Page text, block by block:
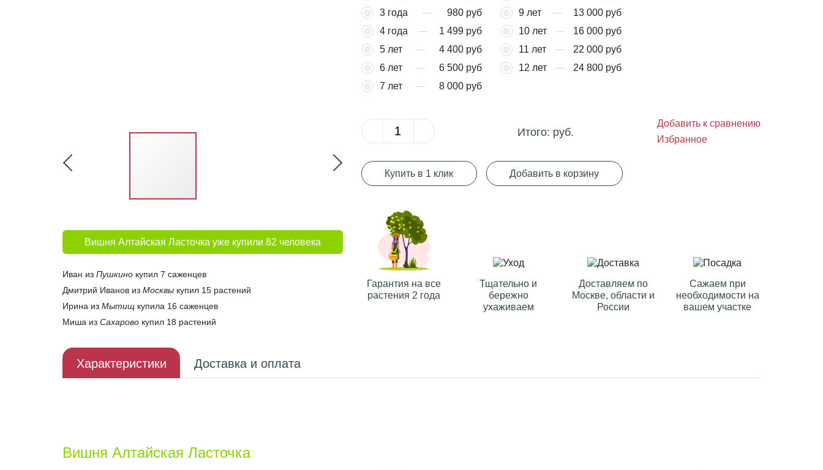
Вишня Алтайская Ласточка уже купили 82 человека
Иван из Пушкино купил 7 саженцев
Дмитрий Иванов из Москвы купил 15 растений
Ирина из Мытищ купила 16 саженцев
Миша из Сахарово купил 18 растений
3 года
980 руб
4 года
1 499 руб
5 лет
4 400 руб
6 лет
6 500 руб
7 лет
8 000 руб
9 лет
13 000 руб
10 лет
16 000 руб
11 лет
22 000 руб
12 лет
24 800 руб
Итого: руб.
Добавить к сравнению
Избранное
Купить в 1 клик Добавить в корзину
Гарантия на все
растения 2 года
Тщательно и
бережно
ухаживаем
Доставляем по
Москве, области и
России
Сажаем при
необходимости на
вашем участке
Характеристики Доставка и оплата
Вишня Алтайская Ласточка